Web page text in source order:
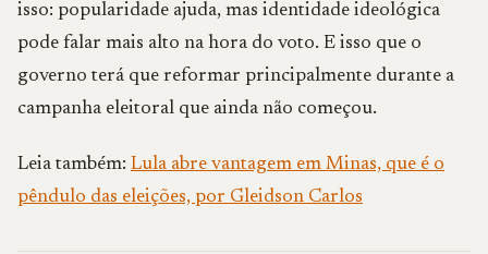
isso: popularidade ajuda, mas identidade ideológica
pode falar mais alto na hora do voto. E isso que o
governo terá que reformar principalmente durante a
campanha eleitoral que ainda não começou.
Leia também: Lula abre vantagem em Minas, que é o
pêndulo das eleições, por Gleidson Carlos